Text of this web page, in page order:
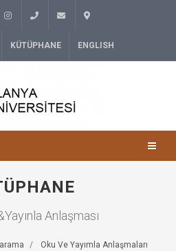
KÜTÜPHANE ENGLISH
Anlaşması
Oku Ve Yayımla Anlaşmaları